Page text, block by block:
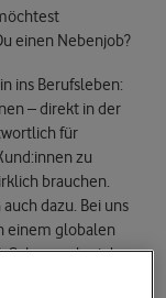
einen Nebenjob?
ins Berufsleben:
– direkt in der
für
zu
brauchen.
dazu. Bei uns
einem globalen
Schau mal rein!